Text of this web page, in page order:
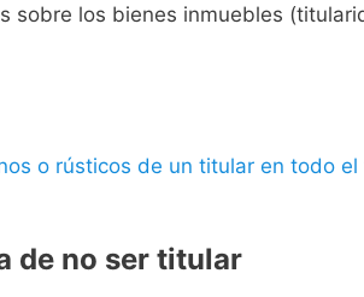
los bienes inmuebles
o rústicos de un titular en todo
de no ser titular